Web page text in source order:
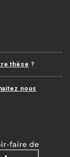
thèse ?
nous